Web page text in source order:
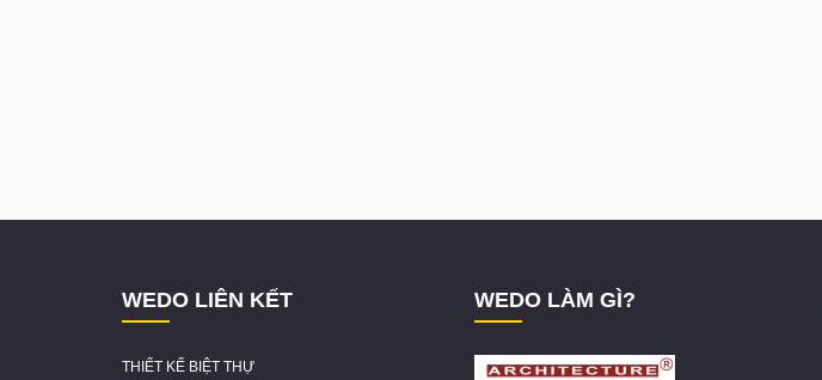
WEDO LIÊN KẾT
THIẾT KẾ BIỆT THỰ
WEDO LÀM GÌ?